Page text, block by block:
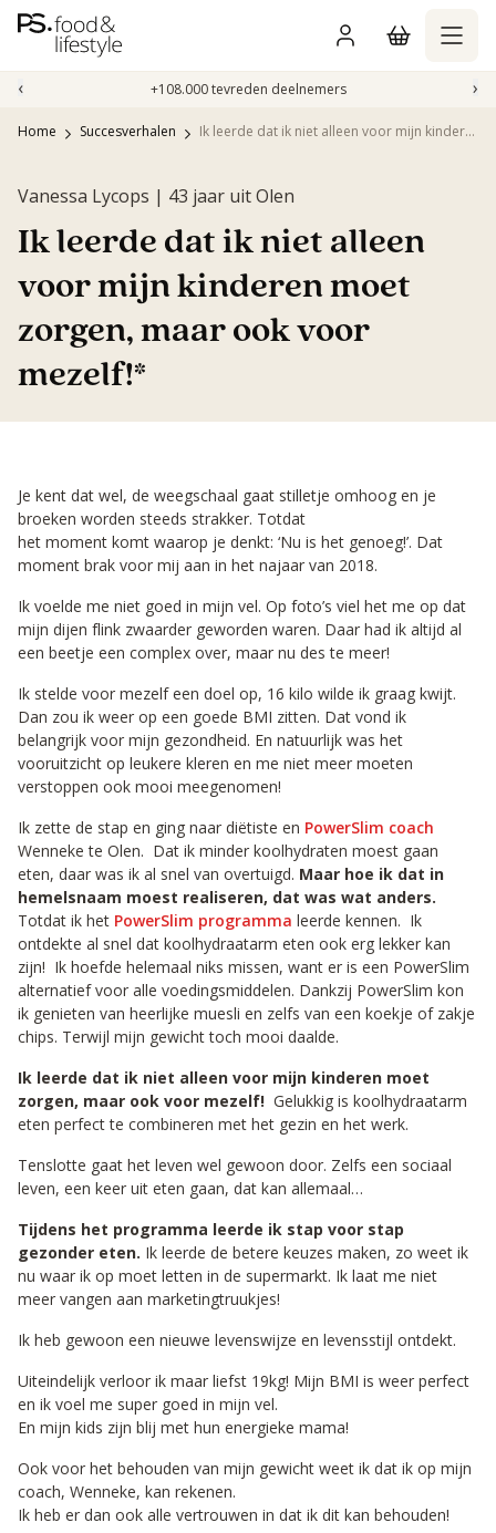
Naar
inhoud
‹ +108.000 tevreden deelnemers ›
Home Succesverhalen Ik leerde dat ik niet alleen voor mijn kinderen moet zorgen, maar ook voor mezelf!*
Vanessa Lycops | 43 jaar uit Olen
Ik leerde dat ik niet alleen
voor mijn kinderen moet
zorgen, maar ook voor
mezelf!*
Je kent dat wel, de weegschaal gaat stilletje omhoog en je
broeken worden steeds strakker. Totdat
het moment komt waarop je denkt: ‘Nu is het genoeg!’. Dat
moment brak voor mij aan in het najaar van 2018.
Ik voelde me niet goed in mijn vel. Op foto’s viel het me op dat
mijn dijen flink zwaarder geworden waren. Daar had ik altijd al
een beetje een complex over, maar nu des te meer!
Ik stelde voor mezelf een doel op, 16 kilo wilde ik graag kwijt.
Dan zou ik weer op een goede BMI zitten. Dat vond ik
belangrijk voor mijn gezondheid. En natuurlijk was het
vooruitzicht op leukere kleren en me niet meer moeten
verstoppen ook mooi meegenomen!
Ik zette de stap en ging naar diëtiste en PowerSlim coach
Wenneke te Olen. Dat ik minder koolhydraten moest gaan
eten, daar was ik al snel van overtuigd. Maar hoe ik dat in
hemelsnaam moest realiseren, dat was wat anders.
Totdat ik het PowerSlim programma leerde kennen. Ik
ontdekte al snel dat koolhydraatarm eten ook erg lekker kan
zijn! Ik hoefde helemaal niks missen, want er is een PowerSlim
alternatief voor alle voedingsmiddelen. Dankzij PowerSlim kon
ik genieten van heerlijke muesli en zelfs van een koekje of zakje
chips. Terwijl mijn gewicht toch mooi daalde.
Ik leerde dat ik niet alleen voor mijn kinderen moet
zorgen, maar ook voor mezelf! Gelukkig is koolhydraatarm
eten perfect te combineren met het gezin en het werk.
Tenslotte gaat het leven wel gewoon door. Zelfs een sociaal
leven, een keer uit eten gaan, dat kan allemaal…
Tijdens het programma leerde ik stap voor stap
gezonder eten. Ik leerde de betere keuzes maken, zo weet ik
nu waar ik op moet letten in de supermarkt. Ik laat me niet
meer vangen aan marketingtruukjes!
Ik heb gewoon een nieuwe levenswijze en levensstijl ontdekt.
Uiteindelijk verloor ik maar liefst 19kg! Mijn BMI is weer perfect
en ik voel me super goed in mijn vel.
En mijn kids zijn blij met hun energieke mama!
Ook voor het behouden van mijn gewicht weet ik dat ik op mijn
coach, Wenneke, kan rekenen.
Ik heb er dan ook alle vertrouwen in dat ik dit kan behouden!